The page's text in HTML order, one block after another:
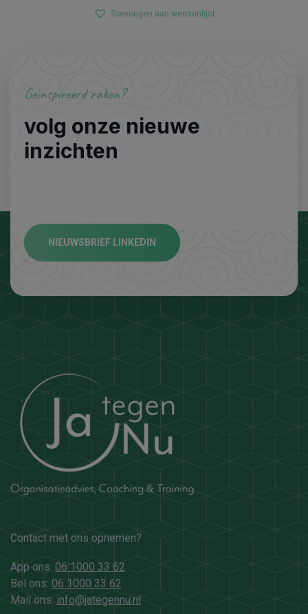
Toevoegen aan wensenlijst
Geïnspireerd raken?
volg onze nieuwe
inzichten
NIEUWSBRIEF LINKEDIN
Contact met ons opnemen?
App ons: 06 1000 33 62
Bel ons: 06 1000 33 62
Mail ons: info@jategennu.nl